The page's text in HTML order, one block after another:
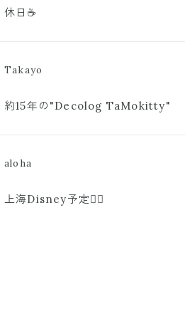
休日☕️
Takayo
約15年の"Decolog TaMokitty"
aloha
上海Disney予定🫪🩷